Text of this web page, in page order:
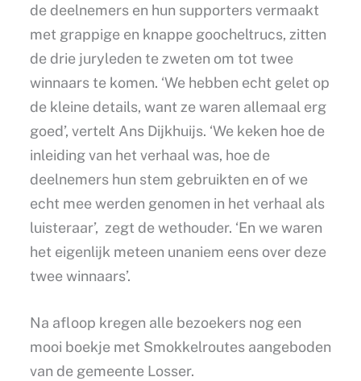
de deelnemers en hun supporters vermaakt
met grappige en knappe goocheltrucs, zitten
de drie juryleden te zweten om tot twee
winnaars te komen. ‘We hebben echt gelet op
de kleine details, want ze waren allemaal erg
goed’, vertelt Ans Dijkhuijs. ‘We keken hoe de
inleiding van het verhaal was, hoe de
deelnemers hun stem gebruikten en of we
echt mee werden genomen in het verhaal als
luisteraar’, zegt de wethouder. ‘En we waren
het eigenlijk meteen unaniem eens over deze
twee winnaars’.
Na afloop kregen alle bezoekers nog een
mooi boekje met Smokkelroutes aangeboden
van de gemeente Losser.